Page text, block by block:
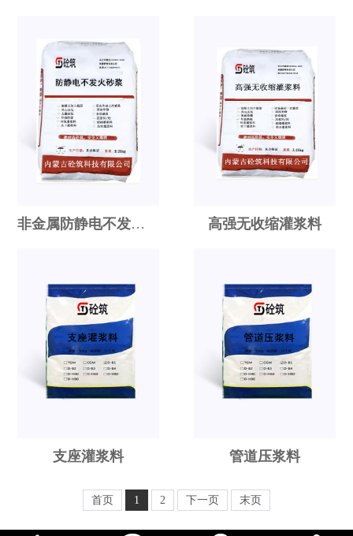
非金属防静电不发火砂浆 高强无收缩灌浆料
支座灌浆料 管道压浆料
首页 1 2 下一页 末页